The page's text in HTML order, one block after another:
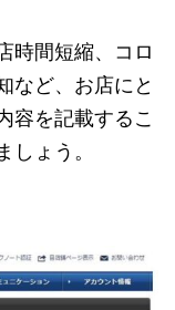
時間短縮、コロ
など、お店にと
容を記載するこ
しょう。